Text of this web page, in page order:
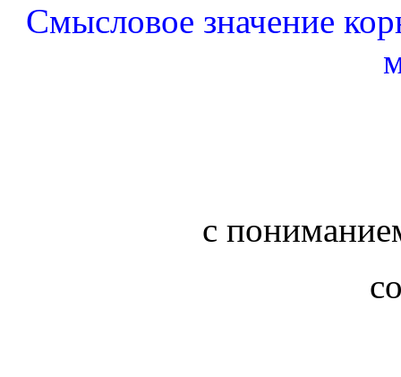
Смысловое значение
с